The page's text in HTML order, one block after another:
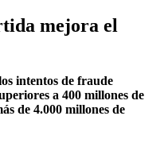
mejora el
intentos de fraude
a 400 millones de
de 4.000 millones de